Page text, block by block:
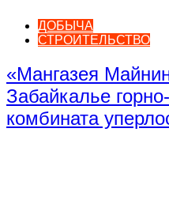
ДОБЫЧА
СТРОИТЕЛЬСТВО
«Мангазея
Забайкалье
комбината